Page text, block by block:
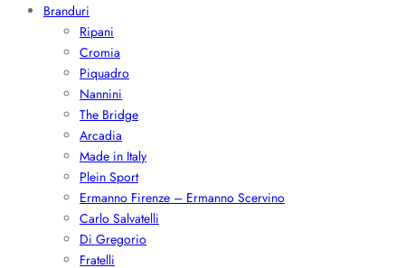
Branduri
Ripani
Cromia
Piquadro
Nannini
The Bridge
Arcadia
Made in Italy
Plein Sport
Ermanno Firenze – Ermanno Scervino
Carlo Salvatelli
Di Gregorio
Fratelli